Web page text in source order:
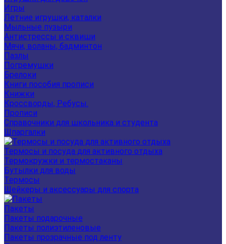
Игры
Летние игрушки, каталки
Мыльные пузыри
Антистрессы и сквиши
Мячи, воланы, бадминтон
Пазлы
Погремушки
Брелоки
Книги пособия прописи
Книжки
Кроссворды, Ребусы.
Прописи
Справочники для школьника и студента
Шпаргалки
Термосы и посуда для активного отдыха
Термокружки и термостаканы
Бутылки для воды
Термосы
Шейкеры и аксессуары для спорта
Пакеты
Пакеты подарочные
Пакеты полиэтиленовые
Пакеты прозрачные под ленту